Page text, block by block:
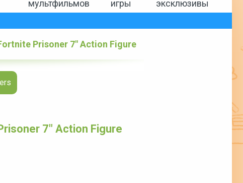
мультфильмов
игры
эксклюзивы
Prisoner 7″ Action Figure
7″ Action Figure